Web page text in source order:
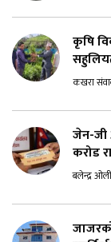
कृषि
कखरा
जेन-जी
करोड
बलेन्द्र ओली